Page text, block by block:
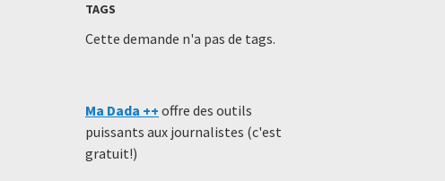
TAGS
Cette demande n'a pas de tags.
Ma Dada ++ offre des outils
puissants aux journalistes (c'est
gratuit!)